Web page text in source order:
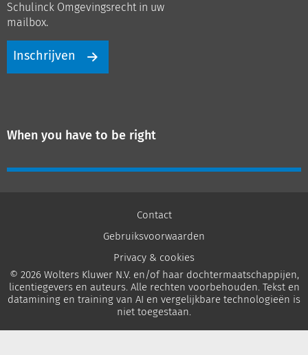
Schulinck Omgevingsrecht in uw
mailbox.
Inschrijven
When you have to be right
Contact
Gebruiksvoorwaarden
Privacy & cookies
© 2026 Wolters Kluwer N.V. en/of haar dochtermaatschappijen,
licentiegevers en auteurs. Alle rechten voorbehouden. Tekst en
datamining en training van AI en vergelijkbare technologieën is
niet toegestaan.